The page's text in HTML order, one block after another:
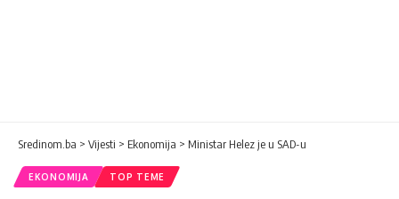
Sredinom.ba > Vijesti > Ekonomija > Ministar Helez je u SAD-u
EKONOMIJA TOP TEME